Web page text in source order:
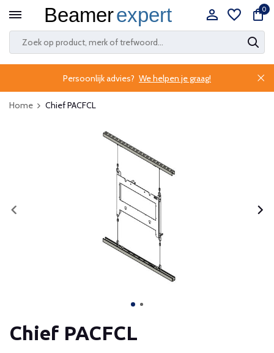
0
Persoonlijk advies? We helpen je graag!
Home Chief PACFCL
Chief PACFCL